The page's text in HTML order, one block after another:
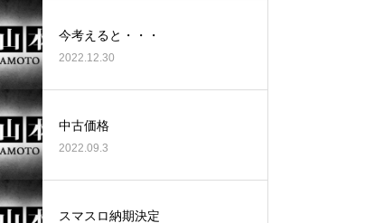
ゴールデンセンター様
今考えると・・・
2022.12.30
中古価格
2022.09.3
スマスロ納期決定